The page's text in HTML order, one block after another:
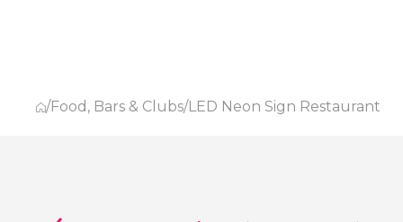
/Food, Bars & Clubs/LED Neon Sign Restaurant